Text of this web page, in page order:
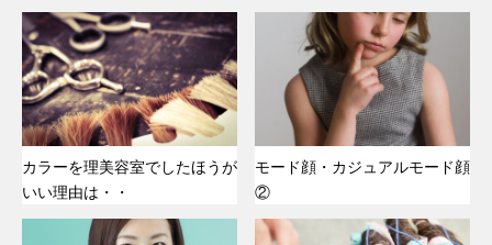
カラーを理美容室でしたほうが
いい理由は・・
モード顔・カジュアルモード顔
②